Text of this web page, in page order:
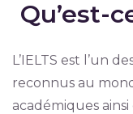
Qu’est-
L’IELTS est l’un
reconnus au
académiques